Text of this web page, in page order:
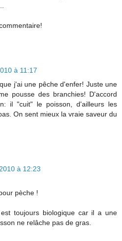
à 11:17
j'ai une pêche d'enfer! Juste une
pousse des branchies! D'accord
il "cuit" le poisson, d'ailleurs les
On sent mieux la vraie saveur du
à 12:23
pèche !
toujours biologique car il a une
ne relâche pas de gras.